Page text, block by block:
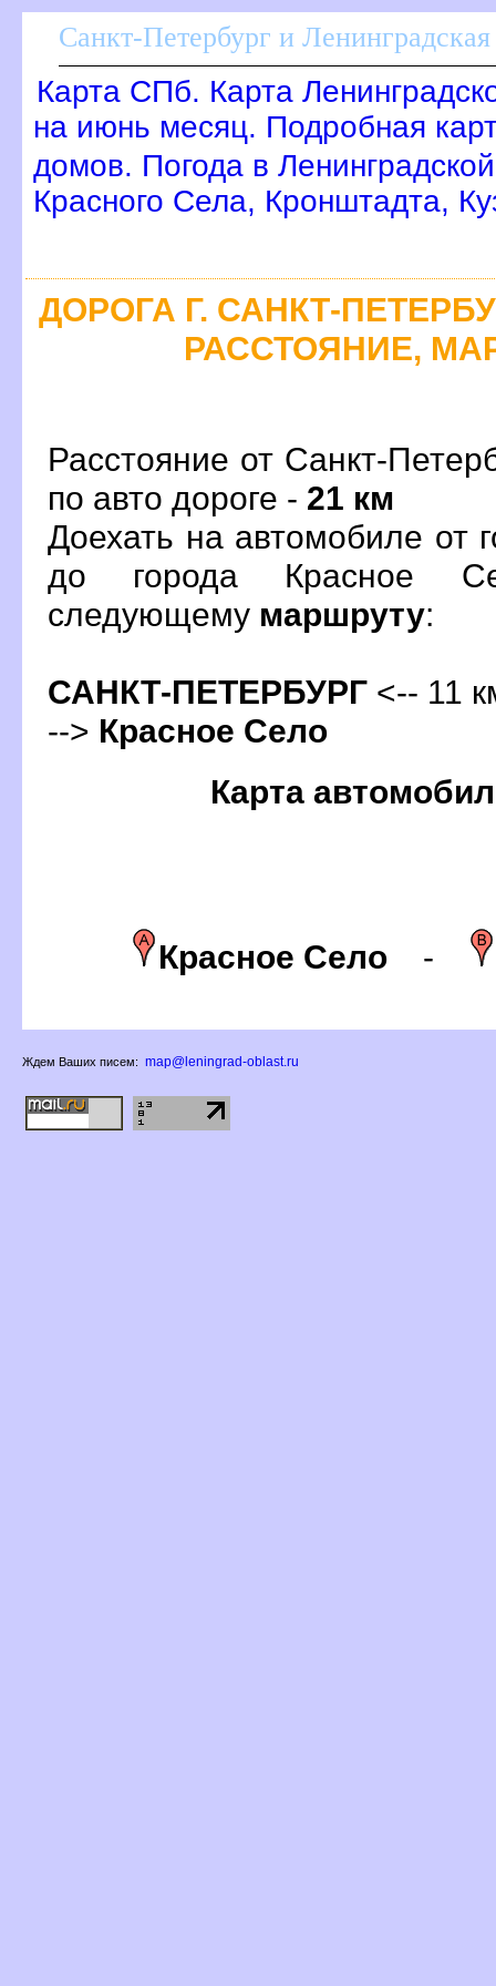
Санкт-Петербург и Ленинградская
Карта СПб. Карта
на июнь месяц. Подробная
домов. Погода в
Красного Села, Кронштадта,
ДОРОГА Г. САНКТ-
РАССТОЯНИЕ,
Расстояние от Санкт-
по авто дороге - 21 км
Доехать на автомобиле от
до города Красное
следующему маршруту:
САНКТ-ПЕТЕРБУРГ <-- 11
--> Красное Село
Карта
Красное Село -
Ждем Ваших писем: map@leningrad-oblast.ru